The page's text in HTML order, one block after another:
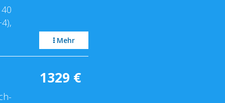
Mehr
1329 €